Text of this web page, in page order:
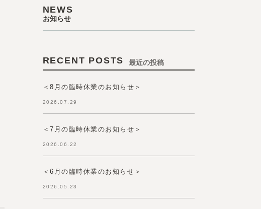
NEWS
お知らせ
RECENT POSTS 最近の投稿
＜8月の臨時休業のお知らせ＞
2026.07.29
＜7月の臨時休業のお知らせ＞
2026.06.22
＜6月の臨時休業のお知らせ＞
2026.05.23